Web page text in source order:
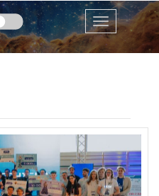
Menu